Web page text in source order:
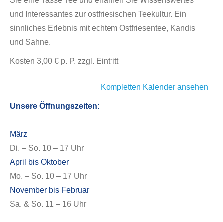
und Interessantes zur ostfriesischen Teekultur. Ein
sinnliches Erlebnis mit echtem Ostfriesentee, Kandis
und Sahne.
Kosten 3,00 € p. P. zzgl. Eintritt
Kompletten Kalender ansehen
Unsere Öffnungszeiten:
März
Di. – So. 10 – 17 Uhr
April bis Oktober
Mo. – So. 10 – 17 Uhr
November bis Februar
Sa. & So. 11 – 16 Uhr